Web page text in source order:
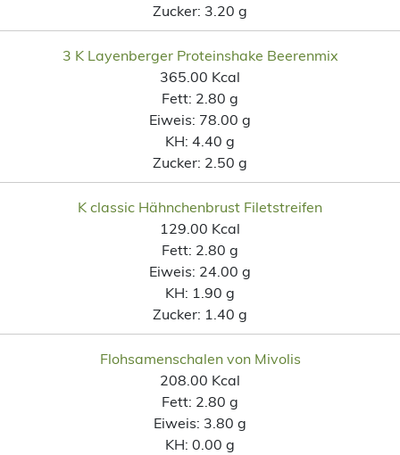
Zucker: 3.20 g
3 K Layenberger Proteinshake Beerenmix
365.00 Kcal
Fett: 2.80 g
Eiweis: 78.00 g
KH: 4.40 g
Zucker: 2.50 g
K classic Hähnchenbrust Filetstreifen
129.00 Kcal
Fett: 2.80 g
Eiweis: 24.00 g
KH: 1.90 g
Zucker: 1.40 g
Flohsamenschalen von Mivolis
208.00 Kcal
Fett: 2.80 g
Eiweis: 3.80 g
KH: 0.00 g